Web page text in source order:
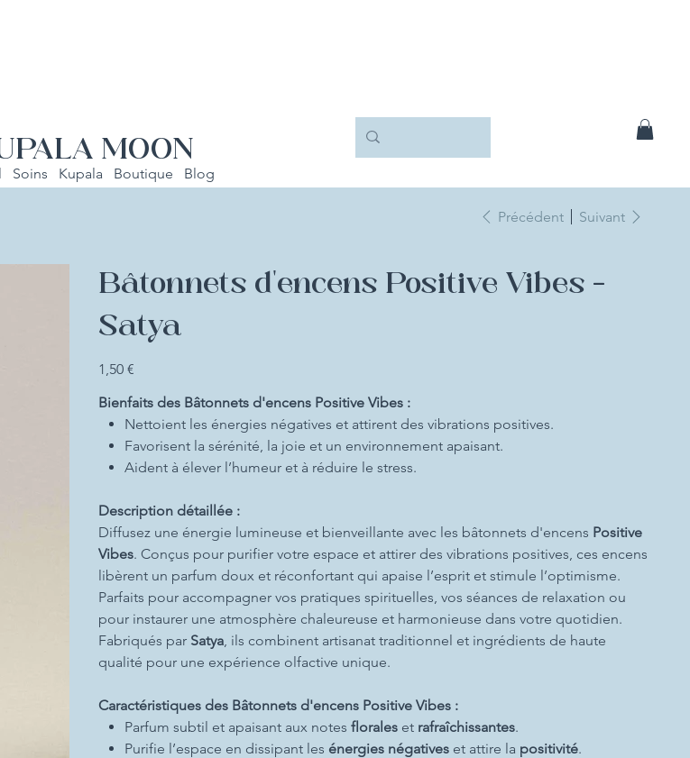
Soins Kupala Boutique Blog
MOON
Précédent Suivant
Bâtonnets d'encens Positive Vibes -
Satya
Prix
1,50 €
Bienfaits des Bâtonnets d'encens Positive Vibes :
Nettoient les énergies négatives et attirent des vibrations positives.
Favorisent la sérénité, la joie et un environnement apaisant.
Aident à élever l’humeur et à réduire le stress.
Description détaillée :
Diffusez une énergie lumineuse et bienveillante avec les bâtonnets d'encens Positive
Vibes. Conçus pour purifier votre espace et attirer des vibrations positives, ces encens
libèrent un parfum doux et réconfortant qui apaise l’esprit et stimule l’optimisme.
Parfaits pour accompagner vos pratiques spirituelles, vos séances de relaxation ou
pour instaurer une atmosphère chaleureuse et harmonieuse dans votre quotidien.
Fabriqués par Satya, ils combinent artisanat traditionnel et ingrédients de haute
qualité pour une expérience olfactive unique.
Caractéristiques des Bâtonnets d'encens Positive Vibes :
Parfum subtil et apaisant aux notes floraleset rafraîchissantes.
Purifie l’espace en dissipant les énergies négativeset attire la positivité.